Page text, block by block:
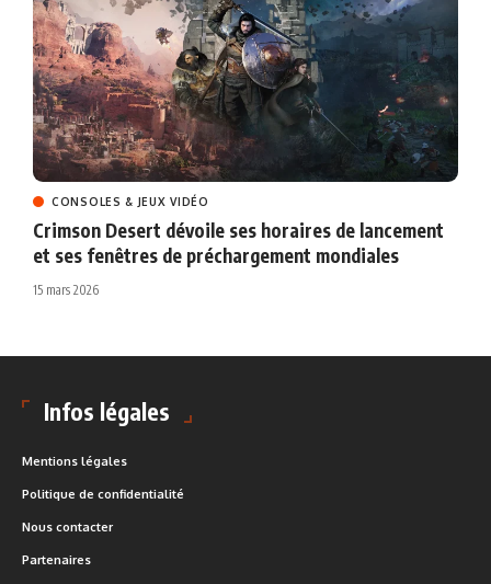
CONSOLES & JEUX VIDÉO
Crimson Desert dévoile ses horaires de lancement
et ses fenêtres de préchargement mondiales
15 mars 2026
Infos légales
Mentions légales
Politique de confidentialité
Nous contacter
Partenaires